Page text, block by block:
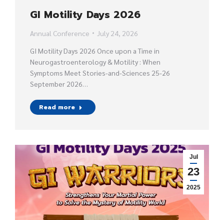
GI Motility Days 2026
Annual Conference
July 24, 2026
GI Motility Days 2026 Once upon a Time in
Neurogastroenterology & Motility : When
Symptoms Meet Stories-and-Sciences 25-26
September 2026…
Read more
Jul
23
2025